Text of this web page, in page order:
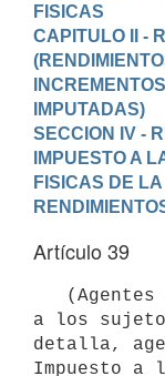
FISICAS
CAPITULO II -
IMPUTADAS)
SECCION IV -
IMPUESTO A
FISICAS DE LA
Artículo 39
a los
detalla,
Impuesto a